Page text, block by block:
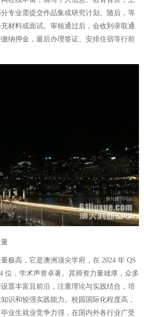
专业需提交作品集或研究计划。随后，等
材料或面试。审核通过后，会收到录取通
纳押金，最后办理签证、安排住宿等行前
极高，它是澳洲顶尖学府，在 2024 年 QS
位，学术声誉卓著。其师资力量雄厚，众多
置丰富且前沿，注重理论与实践结合，培
识和较强实践能力。校园国际化程度高，
业生就业竞争力强，在国内外各行业广受